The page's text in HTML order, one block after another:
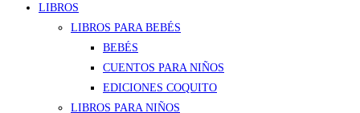
LIBROS
LIBROS PARA BEBÉS
BEBÉS
CUENTOS PARA NIÑOS
EDICIONES COQUITO
LIBROS PARA NIÑOS